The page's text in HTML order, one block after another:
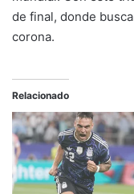
de final, donde
corona.
Relacionado